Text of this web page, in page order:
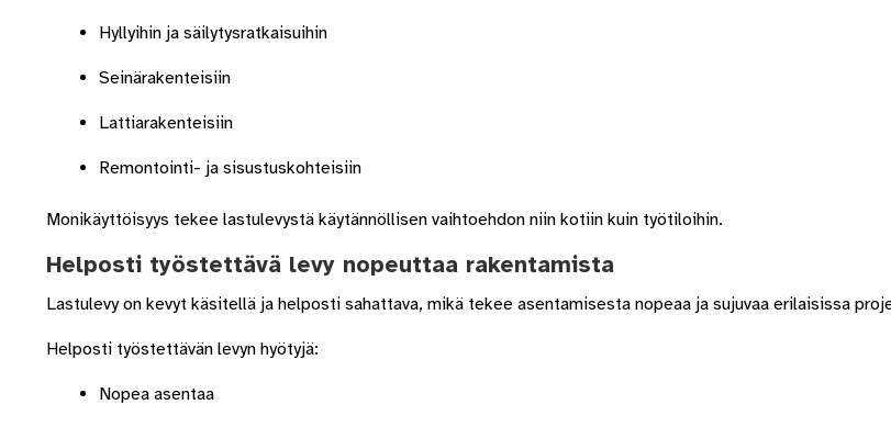
Hyllyihin ja säilytysratkaisuihin
Seinärakenteisiin
Lattiarakenteisiin
Remontointi- ja sisustuskohteisiin
Monikäyttöisyys tekee lastulevystä käytännöllisen vaihtoehdon niin kotiin kuin työtiloihin.
Helposti työstettävä levy nopeuttaa rakentamista
Lastulevy on kevyt käsitellä ja helposti sahattava, mikä tekee asentamisesta nopeaa ja sujuvaa erilaisissa
Helposti työstettävän levyn hyötyjä:
Nopea asentaa